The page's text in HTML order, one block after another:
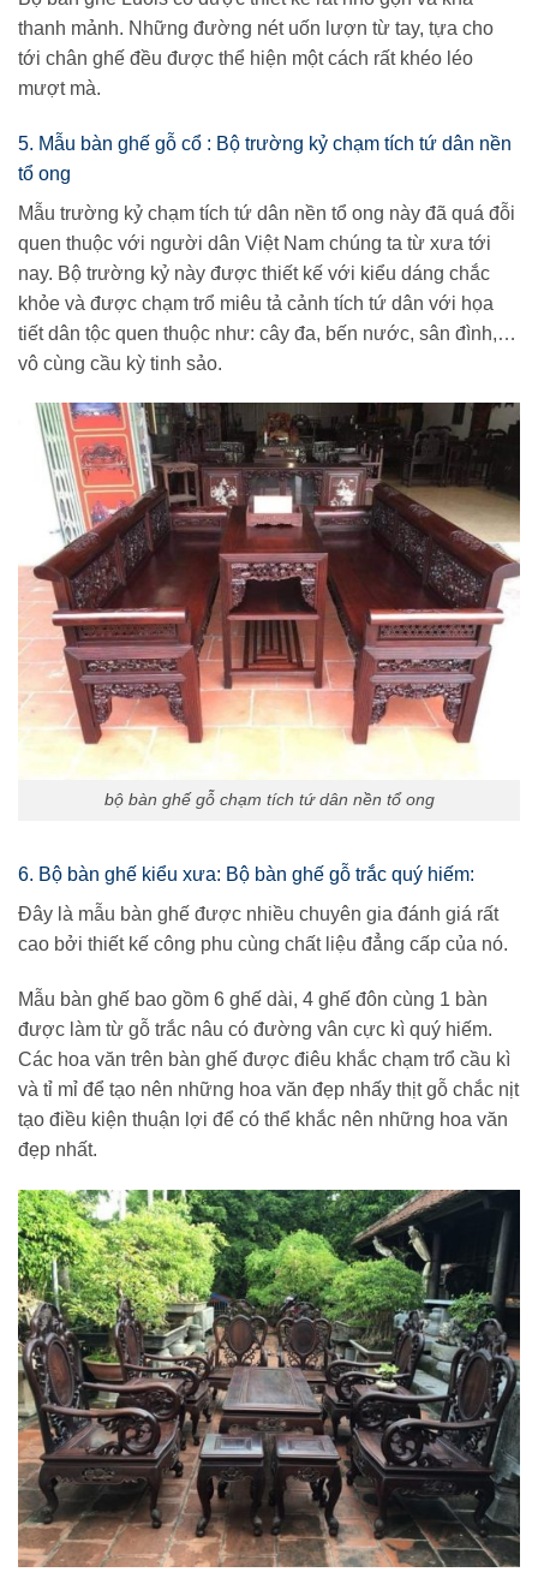
thanh mảnh. Những đường nét uốn lượn từ tay, tựa cho
tới chân ghế đều được thể hiện một cách rất khéo léo
mượt mà.
5. Mẫu bàn ghế gỗ cổ : Bộ trường kỷ chạm tích tứ dân nền
tổ ong
Mẫu trường kỷ chạm tích tứ dân nền tổ ong này đã quá đỗi
quen thuộc với người dân Việt Nam chúng ta từ xưa tới
nay. Bộ trường kỷ này được thiết kế với kiểu dáng chắc
khỏe và được chạm trổ miêu tả cảnh tích tứ dân với họa
tiết dân tộc quen thuộc như: cây đa, bến nước, sân đình,…
vô cùng cầu kỳ tinh sảo.
bộ bàn ghế gỗ chạm tích tứ dân nền tổ ong
6. Bộ bàn ghế kiểu xưa: Bộ bàn ghế gỗ trắc quý hiếm:
Đây là mẫu bàn ghế được nhiều chuyên gia đánh giá rất
cao bởi thiết kế công phu cùng chất liệu đẳng cấp của nó.
Mẫu bàn ghế bao gồm 6 ghế dài, 4 ghế đôn cùng 1 bàn
được làm từ gỗ trắc nâu có đường vân cực kì quý hiếm.
Các hoa văn trên bàn ghế được điêu khắc chạm trổ cầu kì
và tỉ mỉ để tạo nên những hoa văn đẹp nhấy thịt gỗ chắc nịt
tạo điều kiện thuận lợi để có thể khắc nên những hoa văn
đẹp nhất.